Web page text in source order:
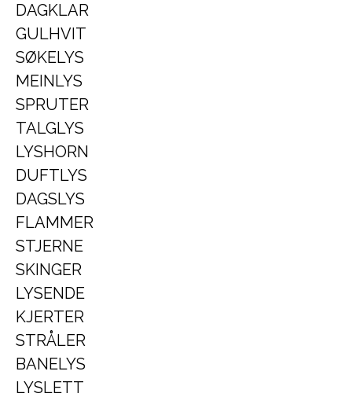
DAGKLAR
GULHVIT
SØKELYS
MEINLYS
SPRUTER
TALGLYS
LYSHORN
DUFTLYS
DAGSLYS
FLAMMER
STJERNE
SKINGER
LYSENDE
KJERTER
STRÅLER
BANELYS
LYSLETT